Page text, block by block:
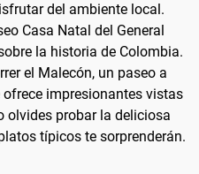
del ambiente local.
Casa Natal del General
la historia de Colombia.
el Malecón, un paseo a
impresionantes vistas
olvides probar la deliciosa
típicos te sorprenderán.